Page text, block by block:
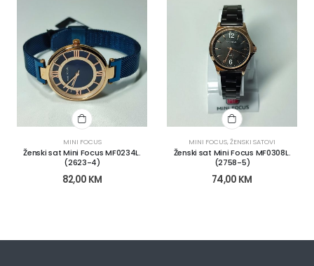
MINI FOCUS
Ženski sat Mini Focus MF0234L.
(2623-4)
82,00 KM
MINI FOCUS,ŽENSKI SATOVI
Ženski sat Mini Focus MF0308L.
(2758-5)
74,00 KM